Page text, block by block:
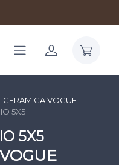
CERAMICA VOGUE
5X5
5X5